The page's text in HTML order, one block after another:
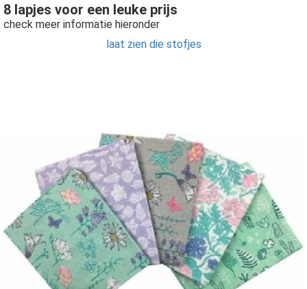
8 lapjes voor een leuke prijs
check meer informatie hieronder
laat zien die stofjes